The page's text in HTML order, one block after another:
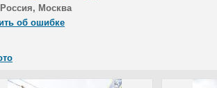
Россия, Москва
об ошибке